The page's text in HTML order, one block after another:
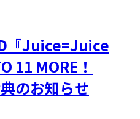
『Juice=Juice
11 MORE！
のお知らせ